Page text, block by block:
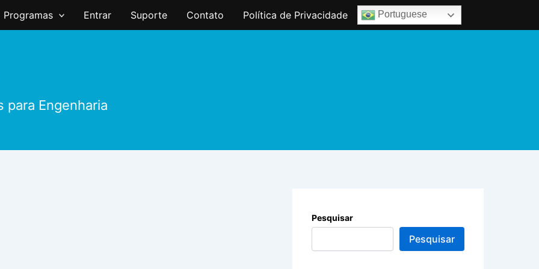
Programas Entrar Suporte Contato Política de Privacidade Portuguese
para Engenharia
Pesquisar
Pesquisar